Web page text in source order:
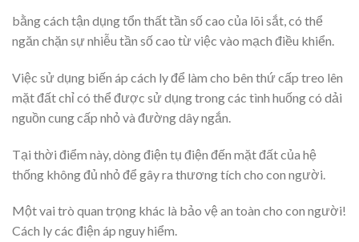
bằng cách tận dụng tổn thất tần số cao của lõi sắt, có thể
ngăn chặn sự nhiễu tần số cao từ việc vào mạch điều khiển.
Việc sử dụng biến áp cách ly để làm cho bên thứ cấp treo lên
mặt đất chỉ có thể được sử dụng trong các tình huống có dải
nguồn cung cấp nhỏ và đường dây ngắn.
Tại thời điểm này, dòng điện tụ điện đến mặt đất của hệ
thống không đủ nhỏ để gây ra thương tích cho con người.
Một vai trò quan trọng khác là bảo vệ an toàn cho con người!
Cách ly các điện áp nguy hiểm.